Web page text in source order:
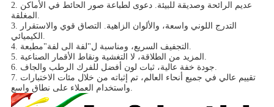
2. عديم الرائحة وصديقة للبيئة. دعوى لطباعة صور الحائط في الأماكن
المغلقة.
3. التدرج اللوني واسعة، والألوان الزاهية. التصاق قوي والاستقرار
الكيميائي.
4. التجفيف السريع، ومناسبة ل"لفة الى لفة"مطبعة.
5. المزيد من الطلاقة، لا التغشية ونقاط الأقمار الصناعية.
6. جودة خفة عالية، ثبات لون أفضل للفرك الرطب والجاف.
7. تقييم عالي في جميع أنحاء العالم، تم إثباته من خلال مئات الاختبارات
واستخدام العملاء على نطاق واسع.